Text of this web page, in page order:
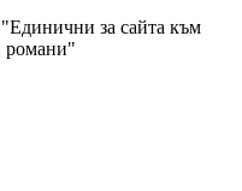
за сайта към
романи"